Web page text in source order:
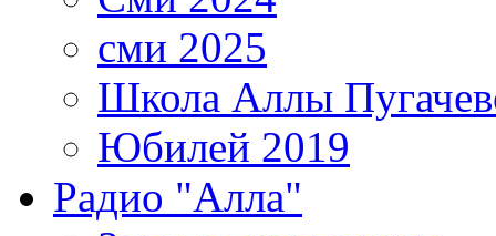
сми 2025
Школа Аллы
Юбилей 2019
Радио "Алла"